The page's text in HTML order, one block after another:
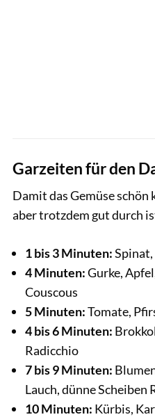
Garzeiten für den
Damit das Gemüse schön
aber trotzdem gut durch
1 bis 3 Minuten:
4 Minuten:Gurke,
Couscous
5 Minuten:Tomate,
4 bis 6 Minuten:
Radicchio
7 bis 9 Minuten:
Lauch, dünne
10 Minuten: Kürbis,